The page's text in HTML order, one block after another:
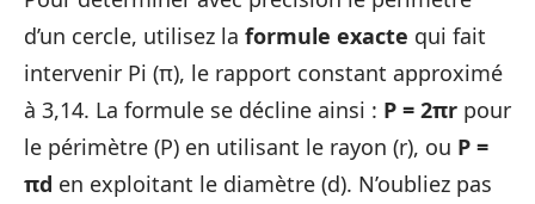
d’un cercle, utilisez la formule exacte qui fait
intervenir Pi (π), le rapport constant approximé
à 3,14. La formule se décline ainsi : P = 2πr pour
le périmètre (P) en utilisant le rayon (r), ou P =
πd en exploitant le diamètre (d). N’oubliez pas